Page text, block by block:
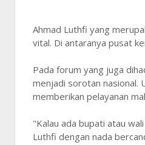
Ahmad Luthfi yang
vital. Di antaranya pusat
Pada forum yang juga
menjadi sorotan nasional.
memberikan pelayanan
"Kalau ada bupati atau
Luthfi dengan nada